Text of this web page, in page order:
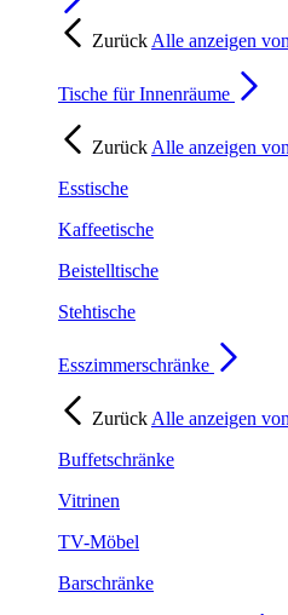
Zurück Alle anzeigen von
Tische für Innenräume
Zurück Alle anzeigen von
Esstische
Kaffeetische
Beistelltische
Stehtische
Esszimmerschränke
Zurück Alle anzeigen von
Buffetschränke
Vitrinen
TV-Möbel
Barschränke